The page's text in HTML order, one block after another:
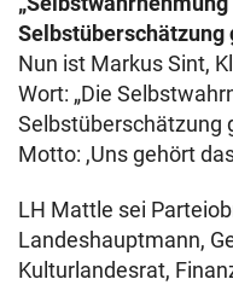
Selbstüberschätzung
Nun ist Markus Sint,
Wort: „Die
Selbstüberschätzung
Motto: ,Uns gehört
LH Mattle sei
Landeshauptmann,
Kulturlandesrat,